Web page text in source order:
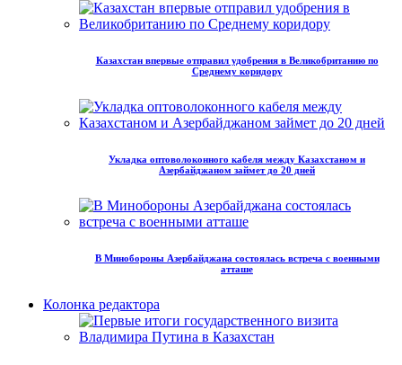
Казахстан впервые отправил удобрения в Великобританию по
Среднему коридору
Укладка оптоволоконного кабеля между Казахстаном и
Азербайджаном займет до 20 дней
В Минобороны Азербайджана состоялась встреча с военными
атташе
Колонка редактора